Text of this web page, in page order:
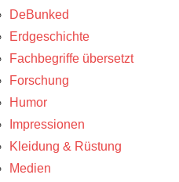
DeBunked
Erdgeschichte
Fachbegriffe übersetzt
Forschung
Humor
Impressionen
Kleidung & Rüstung
Medien